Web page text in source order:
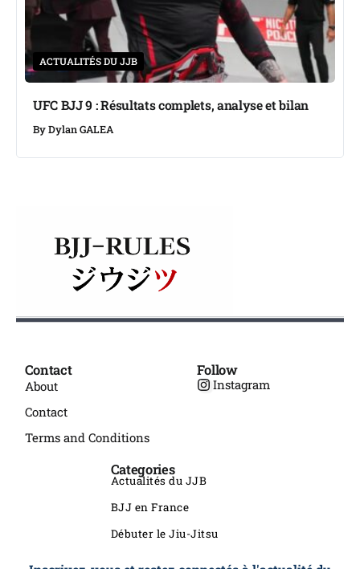
ACTUALITÉS DU JJB
UFC BJJ 9 : Résultats complets, analyse et bilan
ByDylan GALEA
Contact
About
Contact
Terms and Conditions
Follow
Instagram
Categories
Actualités du JJB
BJJ en France
Débuter le Jiu-Jitsu